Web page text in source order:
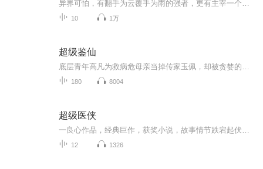
10 1万
超级鉴仙
180 8004
超级医侠
12 1326